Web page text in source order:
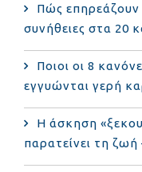
Πώς επηρεάζουν
συνήθειες στα 20
Ποιοι οι 8
εγγυώνται γερή
Η άσκηση
παρατείνει τη ζωή